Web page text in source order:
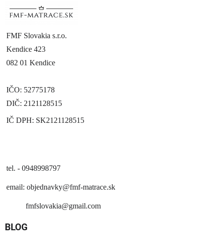
FMF Slovakia s.r.o.
Kendice 423
082 01 Kendice
IČO: 52775178
DIČ: 2121128515
IČ DPH: SK2121128515
tel. - 0948998797
email: objednavky@fmf-matrace.sk
fmfslovakia@gmail.com
BLOG